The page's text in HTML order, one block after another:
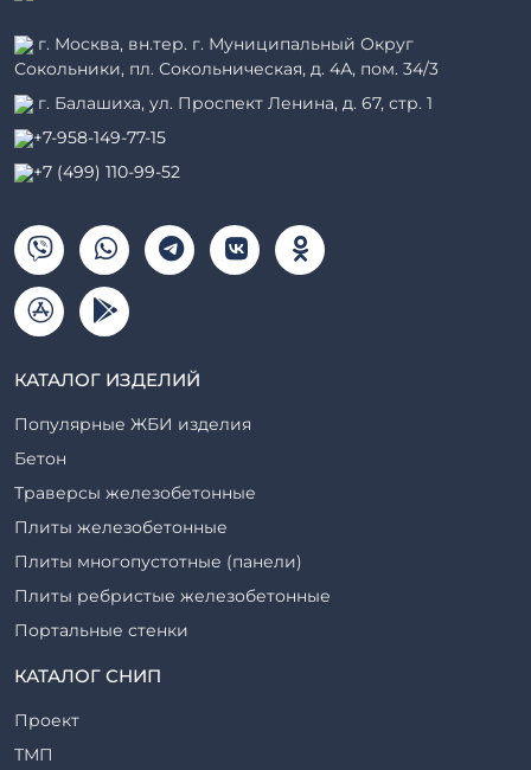
г. Москва, вн.тер. г. Муниципальный Округ
Сокольники, пл. Сокольническая, д. 4А, пом. 34/3
г. Балашиха, ул. Проспект Ленина, д. 67, стр. 1
+7-958-149-77-15
+7 (499) 110-99-52
КАТАЛОГ ИЗДЕЛИЙ
Популярные ЖБИ изделия
Бетон
Траверсы железобетонные
Плиты железобетонные
Плиты многопустотные (панели)
Плиты ребристые железобетонные
Портальные стенки
Прогоны железобетонные
Ригели железобетонные
КАТАЛОГ СНИП
Проект
ТМП